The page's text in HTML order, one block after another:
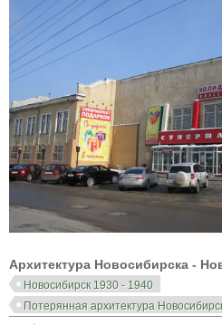
Архитектура Новосибирска -
Новосибирск 1930 - 1940
Потерянная архитектура